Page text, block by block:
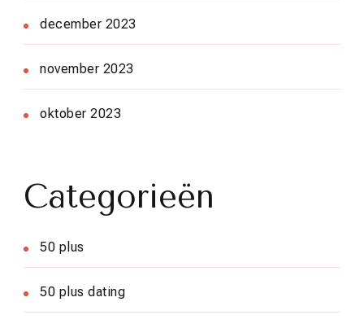
december 2023
november 2023
oktober 2023
Categorieën
50 plus
50 plus dating